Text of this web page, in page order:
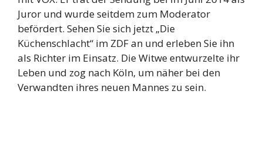
Juror und wurde seitdem zum Moderator
befördert. Sehen Sie sich jetzt „Die
Küchenschlacht“ im ZDF an und erleben Sie ihn
als Richter im Einsatz. Die Witwe entwurzelte ihr
Leben und zog nach Köln, um näher bei den
Verwandten ihres neuen Mannes zu sein.